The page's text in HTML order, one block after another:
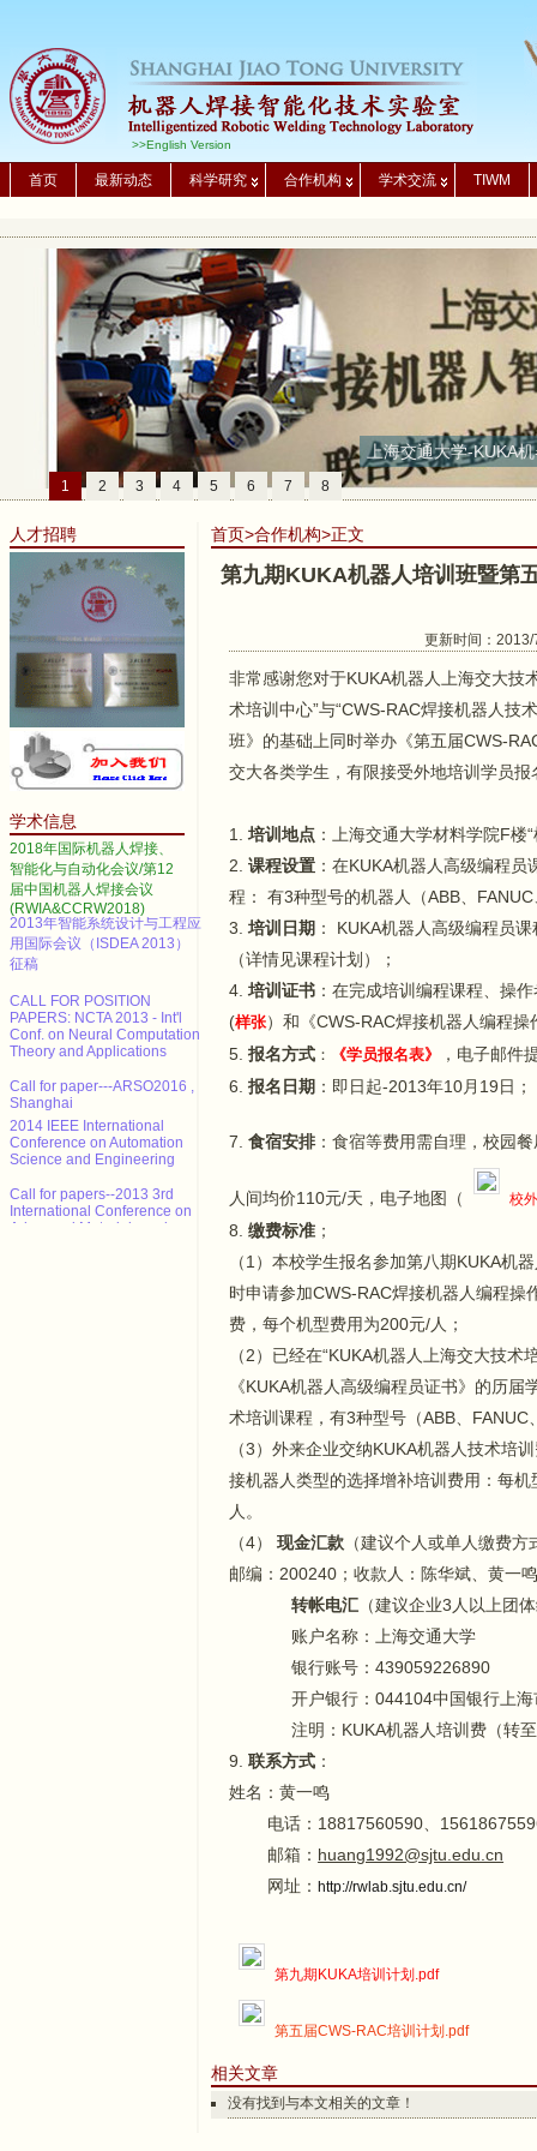
>>English Version
首页 最新动态 科学研究 合作机构 学术交流 TIWM
上海交通大学-KUKA
1 2 3 4 5 6 7 8
人才招聘
学术信息
2018年国际机器人焊接、
智能化与自动化会议/第12
届中国机器人焊接会议
(RWIA&CCRW2018)
2014 IEEE International
Science and Engineering
Call for papers--2013 3rd
International Conference on
Information Technology
Processing (AMITP 2013)
ICMSE Call for paper（EI）
2013年智能系统设计与工程应
用国际会议（ISDEA 2013）
征稿
PAPERS: NCTA 2013 - Int'l
Conf. on Neural Computation
Theory and Applications
Shanghai
2014 IEEE International
Conference on Automation
Science and Engineering
International Conference on
Advanced Materials and
首页>合作机构>正文
第九期KUKA机器人培训班暨第
更新时间：
非常感谢您对于KUKA机器人上海交大技
术培训中心”与“CWS-RAC焊接机器人技
班》的基础上同时举办《第五届CWS-
交大各类学生，有限接受外地培训学员
1.培训地点 ：上海交通大学材料学院F楼
2.课程设置 ：在KUKA机器人高级编程
程： 有3种型号的机器人（ABB、
3.培训日期 ： KUKA机器人高级编程员
（详情见课程计划）；
4.培训证书 ：在完成培训编程课程、操
(样张）和《CWS-RAC焊接机器人编程
5.报名方式 ： 《学员报名表》
，电子邮件
6.报名日期 ：即日起-2013年10月19日；
7.食宿安排：食宿等费用需自理，校园
人间均价110元/天，电子地图（ 校
8.缴费标准 ；
（1）本校学生报名参加第八期KUKA机
时申请参加CWS-RAC焊接机器人编程
费，每个机型费用为200元/人；
（2）已经在“KUKA机器人上海交大技
《KUKA机器人高级编程员证书》的历
术培训课程，有3种型号（ABB、
（3）外来企业交纳KUKA机器人技术培
接机器人类型的选择增补培训费用：每
人。
（4）现金汇款 （建议个人或单人缴费
邮编：200240；收款人：陈华斌、黄一
转帐电汇 （建议企业3人以上团
账户名称：上海交通大学
银行账号：439059226890
开户银行：044104中国银行上海
注明：KUKA机器人培训费（转至
9.联系方式 ：
姓名：黄一鸣
电话：18817560590、
邮箱： huang1992@sjtu.edu.cn
网址：http://rwlab.sjtu.edu.cn/
第九期KUKA培训计划.pdf
第五届CWS-RAC培训计划.pdf
相关文章
没有找到与本文相关的文章！